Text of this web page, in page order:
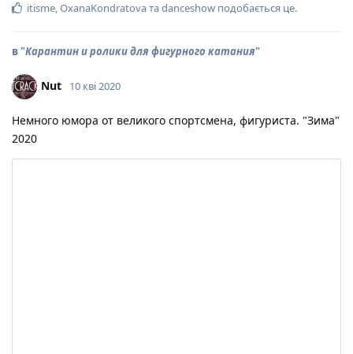
itisme,OxanaKondratovaтаdanceshow подобається це.
в "Карантин и ролики для фигурного катания"
Nut 10 кві 2020
Немного юмора от великого спортсмена, фигуриста. "Зима"
2020